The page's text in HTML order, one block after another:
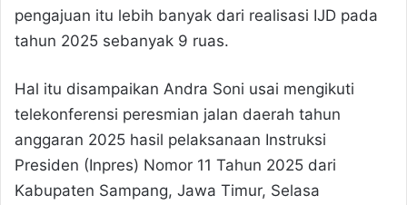
pengajuan itu lebih banyak dari realisasi IJD pada
tahun 2025 sebanyak 9 ruas.
Hal itu disampaikan Andra Soni usai mengikuti
telekonferensi peresmian jalan daerah tahun
anggaran 2025 hasil pelaksanaan Instruksi
Presiden (Inpres) Nomor 11 Tahun 2025 dari
Kabupaten Sampang, Jawa Timur, Selasa